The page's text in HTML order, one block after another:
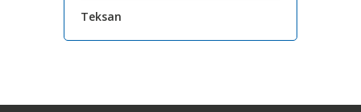
Teksan